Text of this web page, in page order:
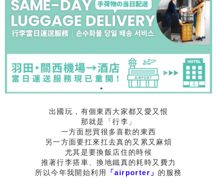
出國玩，有個東西大家都又愛又恨
那就是「行李」
一方面想買很多喜歡的東西
另一方面要扛來扛去真的又累又麻煩
尤其是要換飯店住的時候
推著行李搭車、換地鐵真的耗時又費力
所以今年我開始利用
「airporter」 的服務